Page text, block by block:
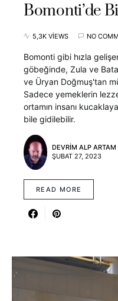
Bomonti’de
5,3K VIEWS NO
Bomonti gibi hızla
göbeğinde, Zula ve
ve Üryan Doğmuş'tan
Sadece yemeklerin
ortamın insanı
bile gidilebilir.
DEVRIM ALP ARTAM
ŞUBAT 27, 2023
READ MORE